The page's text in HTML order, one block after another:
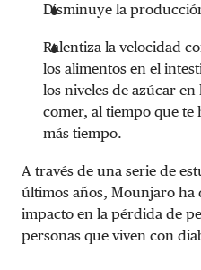
Disminuye la
Ralentiza la velocidad
los alimentos en el
los niveles de azúcar en
comer, al tiempo que
más tiempo.
A través de una serie de
últimos años, Mounjaro
impacto en la pérdida de
personas que viven con